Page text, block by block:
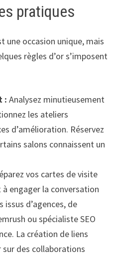
pratiques
une occasion unique, mais
règles d’or s’imposent
: Analysez minutieusement
les ateliers
d’amélioration. Réservez
salons connaissent un
vos cartes de visite
engager la conversation
d’agences, de
ou spécialiste SEO
La création de liens
des collaborations